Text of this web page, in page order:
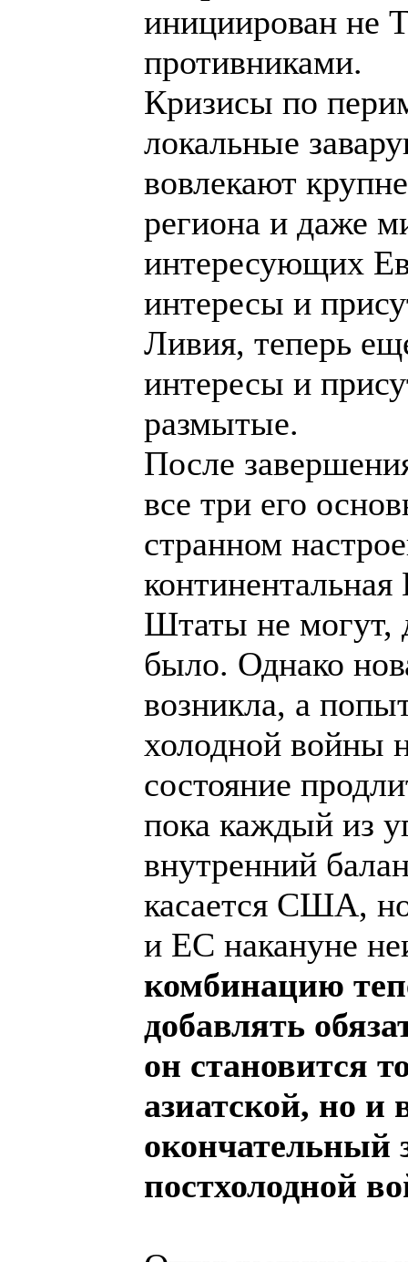
инициирован не
противниками.
Кризисы по
локальные
вовлекают
региона и даже
интересующих
интересы и
Ливия, теперь
интересы и
размытые.
После
все три его
странном
Штаты не могут,
было. Однако
возникла, а
холодной войны
состояние
пока каждый из
внутренний
касается США,
и ЕС накануне
комбинацию
добавлять
он становится
азиатской, но и
окончательный
постхолодной